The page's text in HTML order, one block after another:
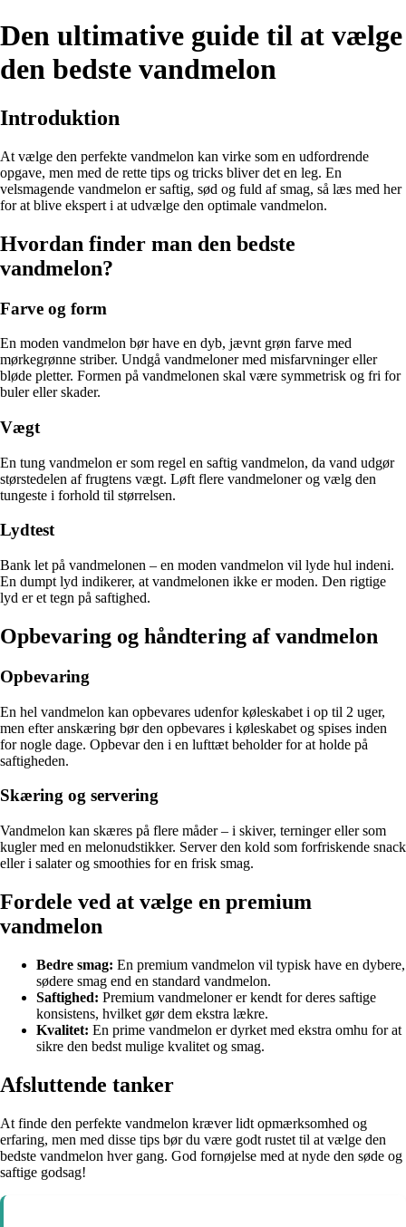
Den ultimative guide til at vælge
den bedste vandmelon
Introduktion
At vælge den perfekte vandmelon kan virke som en udfordrende
opgave, men med de rette tips og tricks bliver det en leg. En
velsmagende vandmelon er saftig, sød og fuld af smag, så læs med her
for at blive ekspert i at udvælge den optimale vandmelon.
Hvordan finder man den bedste
vandmelon?
Farve og form
En moden vandmelon bør have en dyb, jævnt grøn farve med
mørkegrønne striber. Undgå vandmeloner med misfarvninger eller
bløde pletter. Formen på vandmelonen skal være symmetrisk og fri for
buler eller skader.
Vægt
En tung vandmelon er som regel en saftig vandmelon, da vand udgør
størstedelen af frugtens vægt. Løft flere vandmeloner og vælg den
tungeste i forhold til størrelsen.
Lydtest
Bank let på vandmelonen – en moden vandmelon vil lyde hul indeni.
En dumpt lyd indikerer, at vandmelonen ikke er moden. Den rigtige
lyd er et tegn på saftighed.
Opbevaring og håndtering af vandmelon
Opbevaring
En hel vandmelon kan opbevares udenfor køleskabet i op til 2 uger,
men efter anskæring bør den opbevares i køleskabet og spises inden
for nogle dage. Opbevar den i en lufttæt beholder for at holde på
saftigheden.
Skæring og servering
Vandmelon kan skæres på flere måder – i skiver, terninger eller som
kugler med en melonudstikker. Server den kold som forfriskende snack
eller i salater og smoothies for en frisk smag.
Fordele ved at vælge en premium
vandmelon
Bedre smag: En premium vandmelon vil typisk have en dybere,
sødere smag end en standard vandmelon.
Saftighed: Premium vandmeloner er kendt for deres saftige
konsistens, hvilket gør dem ekstra lækre.
Kvalitet: En prime vandmelon er dyrket med ekstra omhu for at
sikre den bedst mulige kvalitet og smag.
Afsluttende tanker
At finde den perfekte vandmelon kræver lidt opmærksomhed og
erfaring, men med disse tips bør du være godt rustet til at vælge den
bedste vandmelon hver gang. God fornøjelse med at nyde den søde og
saftige godsag!